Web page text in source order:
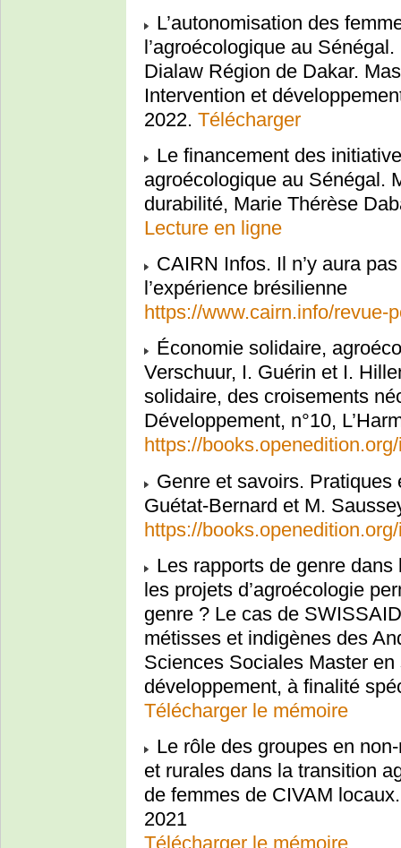
L’autonomisation des
l’agroécologique au
Dialaw Région de Dakar.
Intervention et
2022. Télécharger
Le financement des
agroécologique au Sénégal.
durabilité, Marie Thérèse
Lecture en ligne
CAIRN Infos. Il n’y aura
l’expérience brésilienne
https://www.cairn.info/revue-
Économie solidaire,
Verschuur, I. Guérin et I.
solidaire, des croisements
Développement, n°10,
https://
Genre et savoirs.
Guétat-Bernard et M.
https://
Les rapports de genre dans
les projets d’agroécologie
genre ? Le cas de
métisses et indigènes des
Sciences Sociales Master
développement, à finalité
Télécharger le mémoire
Le rôle des groupes en
et rurales dans la transition
de femmes de CIVAM
2021
Télécharger le mémoire